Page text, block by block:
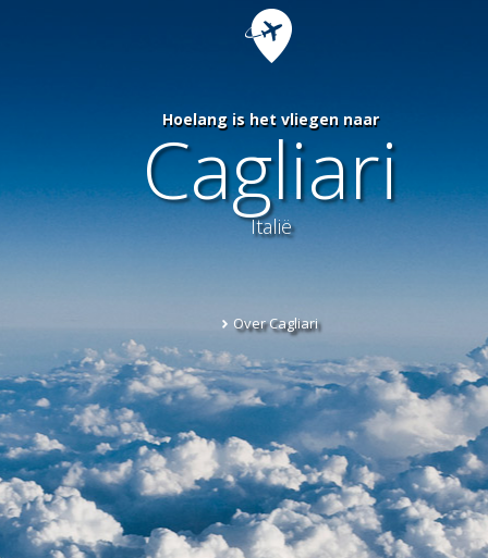
Hoelang is het vliegen naar
Cagliari
Italië
Over Cagliari